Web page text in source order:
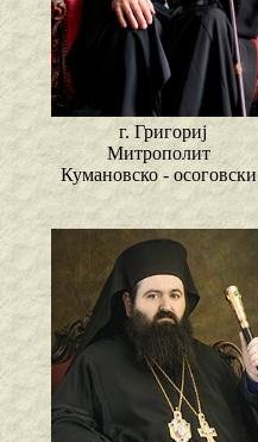
г. Григориј
Митрополит
Кумановско - осоговски